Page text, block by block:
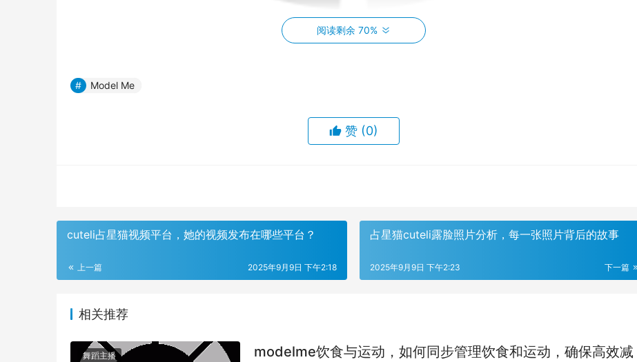
ModelMe作为国内领先的健身品牌，结合现代运动科学与个性化定制，为不同体质、不同需求的人群提供量身打造
关节、多肌群协作，通过复合动作激活更多肌肉群，提升运动效率，达到既塑形又强化身体功能的双重目标。
阅读剩余 70%
Model Me
赞 (0)
cuteli占星猫视频平台，她的视频发布在哪些平台？
上一篇 2025年9月9日 下午2:18
占星猫cuteli露脸照片分析，每一张照片背后的故事
下一篇
2025年9月9日 下午2:23
相关推荐
舞蹈主播
modelme饮食与运动，如何同步管理饮食和运动，确保高效减